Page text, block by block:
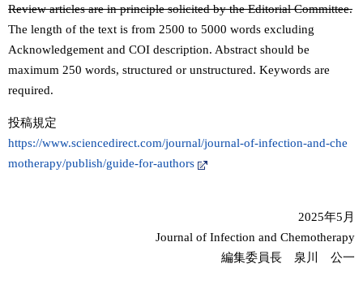
Review articles are in principle solicited by the Editorial Committee.
The length of the text is from 2500 to 5000 words excluding
Acknowledgement and COI description. Abstract should be
maximum 250 words, structured or unstructured. Keywords are
required.
投稿規定
https://www.sciencedirect.com/journal/journal-of-infection-and-che
motherapy/publish/guide-for-authors
2025年5月
Journal of Infection and Chemotherapy
編集委員長 泉川 公一